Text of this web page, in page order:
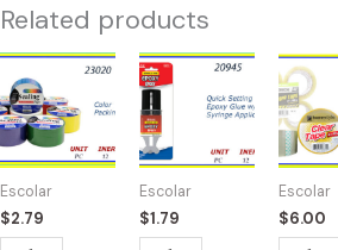
Related products
Escolar
$2.79
23020
-
DUCK
TAPE
DE
COLORES
quantity
Escolar
$1.79
20945
-2011
EPOXY
GLUE
quantity
Escolar
$6.00
21910
-
TAPE
CLEAR
50YD
(6)